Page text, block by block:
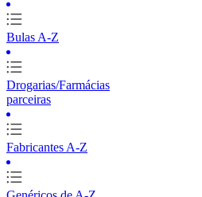
Bulas A-Z
Drogarias/Farmácias
parceiras
Fabricantes A-Z